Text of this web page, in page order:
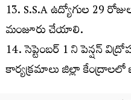
13. S.S.A ఉద్యోగుల 29
మంజూరు చేయాలి.
14. సెప్టెంబర్ 1 ని పెన్షన్
కార్యక్రమాలు జిల్లా కేంద్రాలలో